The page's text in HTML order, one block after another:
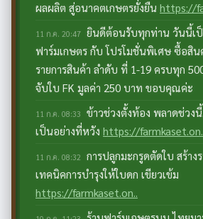
ผลผลิต สู่อนาคตเกษตรยั่งยืน https://
11 ก.ค. 20:47 ยินดีต้อนรับทุกท่าน วันนี้เ
ฟาร์มเกษตร กับ โปรโมชั่นพิเศษ ซื้อสิน
รายการสินค้า ลำดับ ที่ 1-19 ครบทุก
จับใบ FK มูลค่า 250 บาท ขอบคุณค่ะ
11 ก.ค. 08:33 ข้าวช่วงตั้งท้อง พลาดช่วง
เป็นอย่างที่หวัง https://
11 ก.ค. 08:32 การปลูกมะกรูดตัดใบ สร้าง
เทคนิคการบำรุงให้ใบดก เขียวเข้ม
https://farmkaset.on..